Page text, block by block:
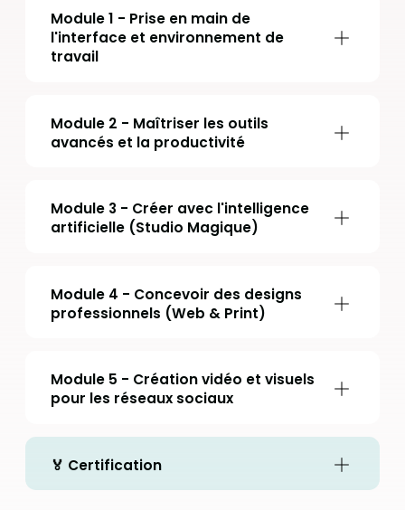
Module 1 - Prise en main de
l'interface et environnement de
travail
Module 2 - Maîtriser les outils
avancés et la productivité
Module 3 - Créer avec l'intelligence
artificielle (Studio Magique)
Module 4 - Concevoir des designs
professionnels (Web & Print)
Module 5 - Création vidéo et visuels
pour les réseaux sociaux
🏅 Certification